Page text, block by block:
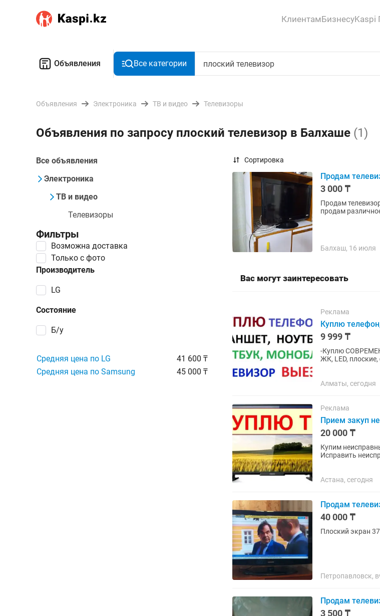
КлиентамБизнесуKaspi
Объявления Все категории
Объявления Электроника ТВ и видео Телевизоры
Объявления по запросу плоский телевизор в Балхаше (1)
Все объявления
Электроника
ТВ и видео
Телевизоры
Фильтры
Возможна доставка
Производитель
LG
Состояние
Б/у
Только с фото
Средняя цена по LG
41 600 ₸
Средняя цена по Samsung
45 000 ₸
Сортировка
Продам
3 000 ₸
Продам
продам
Балхаш, 16 июля
Вас могут заинтересовать
Реклама
Куплю
9 999 ₸
-Куплю СОВРЕМЕННЫЕ телефоны,
ЖК, LED, плоские,
Алматы, сегодня
Реклама
Прием закуп
20 000 ₸
Купим
Исправить
Астана, сегодня
Продам
40 000 ₸
Плоский экран
Петропавловск,
Продам
3 500 ₸